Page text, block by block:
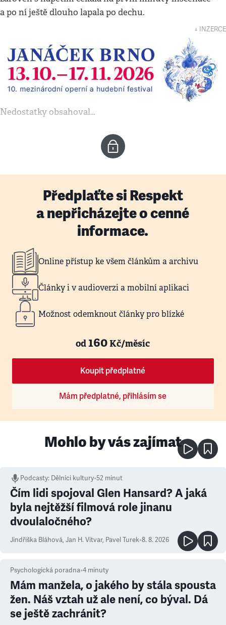
a po ní ještě dlouho lapala po dechu.
↓ INZERCE
Nedostatky obsahoval…
Předplaťte si Respekt
a nepřicházejte o cenné
informace.
Online přístup ke všem článkům a archivu
Články i v audioverzi a mobilní aplikaci
Možnost odemknout články pro blízké
od160Kč/měsíc
Koupit předplatné
Mám předplatné, přihlásím se
Mohlo by vás zajímat
Podcasty: Dělníci kultury•52 minut
Čím lidi spojoval Glen Hansard? A jaká
byla nejtěžší filmová role jinanu
dvoulaločného?
Jindřiška Bláhová, Jan H. Vitvar, Pavel Turek•8. 8. 2026
Psychologická poradna•4 minuty
Mám manžela, o jakého by stála spousta
žen. Náš vztah už ale není, co býval. Dá
se ještě zachránit?